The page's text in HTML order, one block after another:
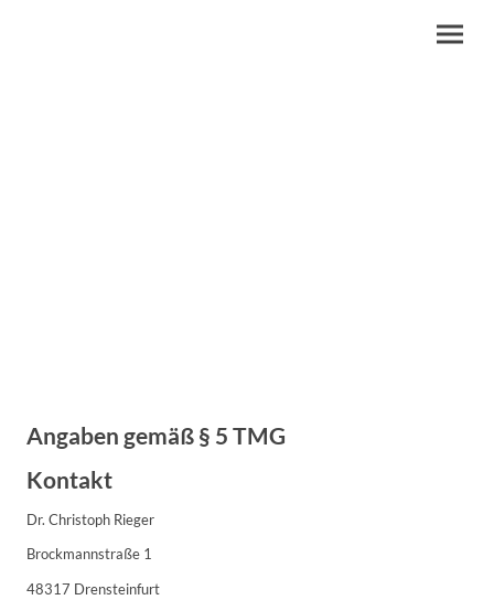
Angaben gemäß § 5 TMG
Kontakt
Dr. Christoph Rieger
Brockmannstraße 1
48317 Drensteinfurt